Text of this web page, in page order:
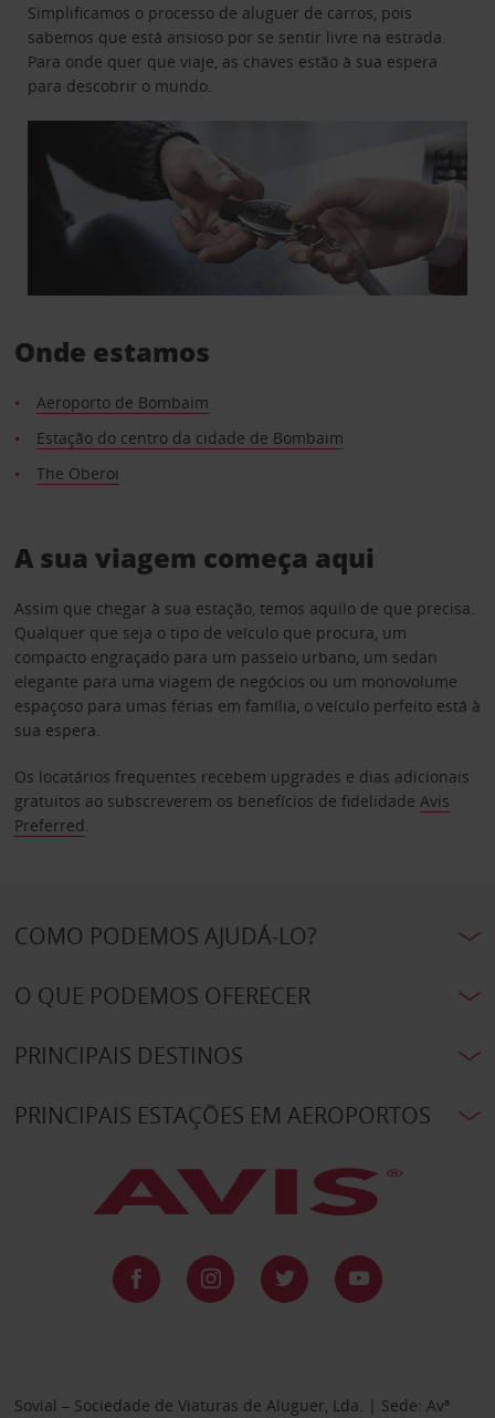
Simplificamos o processo de aluguer de carros, pois
sabemos que está ansioso por se sentir livre na estrada.
Para onde quer que viaje, as chaves estão à sua espera
para descobrir o mundo.
Onde estamos
Aeroporto de Bombaim
Estação do centro da cidade de Bombaim
The Oberoi
A sua viagem começa aqui
Assim que chegar à sua estação, temos aquilo de que precisa.
Qualquer que seja o tipo de veículo que procura, um
compacto engraçado para um passeio urbano, um sedan
elegante para uma viagem de negócios ou um monovolume
espaçoso para umas férias em família, o veículo perfeito está à
sua espera.
Os locatários frequentes recebem upgrades e dias adicionais
gratuitos ao subscreverem os benefícios de fidelidade Avis
Preferred.
COMO PODEMOS AJUDÁ-LO?
O QUE PODEMOS OFERECER
PRINCIPAIS DESTINOS
PRINCIPAIS ESTAÇÕES EM AEROPORTOS
Sovial – Sociedade de Viaturas de Aluguer, Lda. | Sede: Avª